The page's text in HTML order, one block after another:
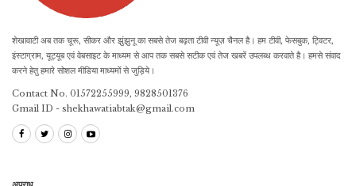
शेखावाटी अब तक चूरू, सीकर और झुंझुनू का सबसे तेज बढ़ता टीवी न्यूज़ चैनल है। हम टीवी, फेसबुक, ट्विटर,
इंस्टाग्राम, यूट्यूब एवं वेबसाइट के माध्यम से आप तक सबसे सटीक एवं तेज खबरें उपलब्ध करवाते है। हमसे संवाद
करने हेतु हमारे सोशल मीडिया माध्यमों से जुड़िये।
Contact No. 01572255999, 9828501376
Gmail ID - shekhawatiabtak@gmail.com